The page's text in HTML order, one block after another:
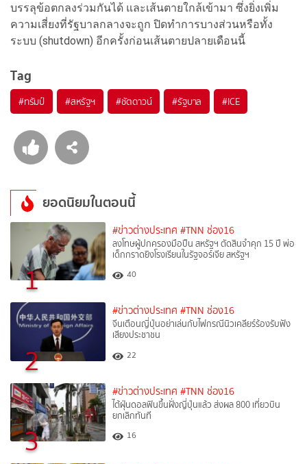
บรรลุข้อตกลงร่วมกันได้ และเส้นตายใกล้เข้ามา ซึ่งยิ่งเพิ่ม
ความเสี่ยงที่รัฐบาลกลางจะถูก ปิดทำการบางส่วนหรือทั้ง
ระบบ (shutdown) อีกครั้งก่อนเส้นตายปลายเดือนนี้
Tag
#ทรัมป์ #สหรัฐฯ #ชัตดาวน์ #รัฐบาล #ICE
ยอดนิยมในตอนนี้
1
#ข่าวต่างประเทศ #TNN ช่อง16
ลงโทษผู้ปกครองมือปืน สหรัฐฯ ตัดสินจำคุก 15 ปี พ่อ
เด็กกราดยิงโรงเรียนในรัฐจอร์เจีย สหรัฐฯ
40
2
#ข่าวต่างประเทศ #TNN ช่อง16
จีนเตือนญี่ปุ่นอย่าเล่นกับไฟกรณีนิวเคลียร์ร้องรับฟัง
เสียงประชาชน
22
3
#ข่าวต่างประเทศ #TNN ช่อง16
ไต้ฝุ่นดอลฟินขึ้นฝั่งญี่ปุ่นแล้ว ส่งผล 800 เที่ยวบิน
ยกเลิกทันที
16